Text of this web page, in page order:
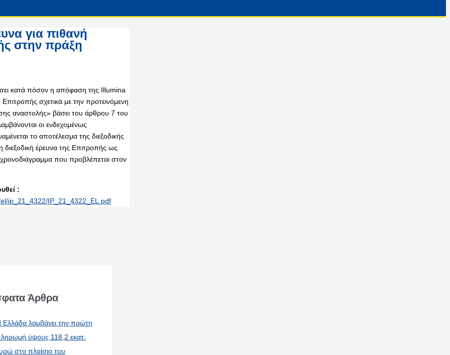
για πιθανή
στην πράξη
κατά πόσον η απόφαση της Illumina
σχετικά με την προτεινόμενη
αναστολής» βάσει του άρθρου 7 του
οι ενδεχομένως
το αποτέλεσμα της διεξοδικής
διεξοδική έρευνα της Επιτροπής ως
που προβλέπεται στον
:
ip_21_4322/IP_21_4322_EL.pdf
Άρθρα
Ελλάδα λαμβάνει την πρώτη
ύψους 118,2 εκατ.
στο πλαίσιο του